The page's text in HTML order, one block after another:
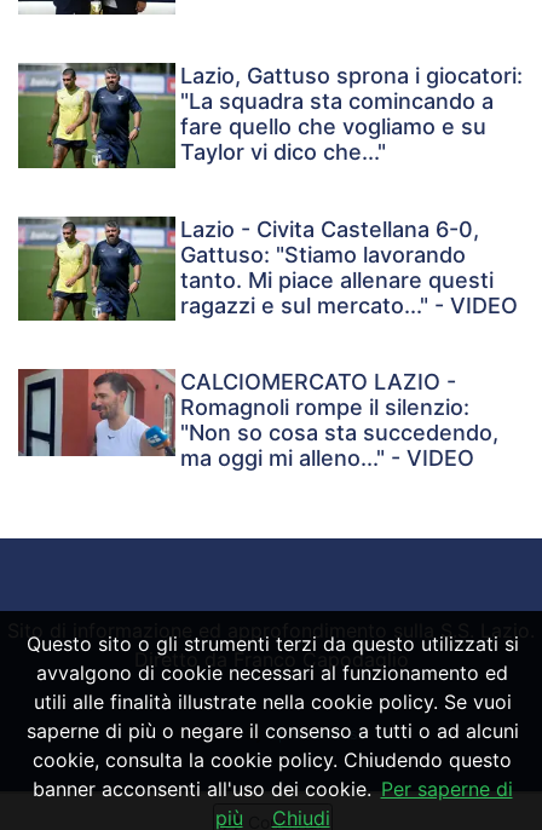
Lazio, Gattuso sprona i giocatori:
"La squadra sta comincando a
fare quello che vogliamo e su
Taylor vi dico che..."
Lazio - Civita Castellana 6-0,
Gattuso: "Stiamo lavorando
tanto. Mi piace allenare questi
ragazzi e sul mercato..." - VIDEO
CALCIOMERCATO LAZIO -
Romagnoli rompe il silenzio:
"Non so cosa sta succedendo,
ma oggi mi alleno..." - VIDEO
Sito di informazione ed approfondimento sulla S.S. Lazio.
Diretto da Franco Capodaglio
Powered bySpheraHouse
Condividi
Questo sito o gli strumenti terzi da questo utilizzati si
avvalgono di cookie necessari al funzionamento ed
utili alle finalità illustrate nella cookie policy. Se vuoi
saperne di più o negare il consenso a tutti o ad alcuni
cookie, consulta la cookie policy. Chiudendo questo
banner acconsenti all'uso dei cookie. Per saperne di
più
Chiudi